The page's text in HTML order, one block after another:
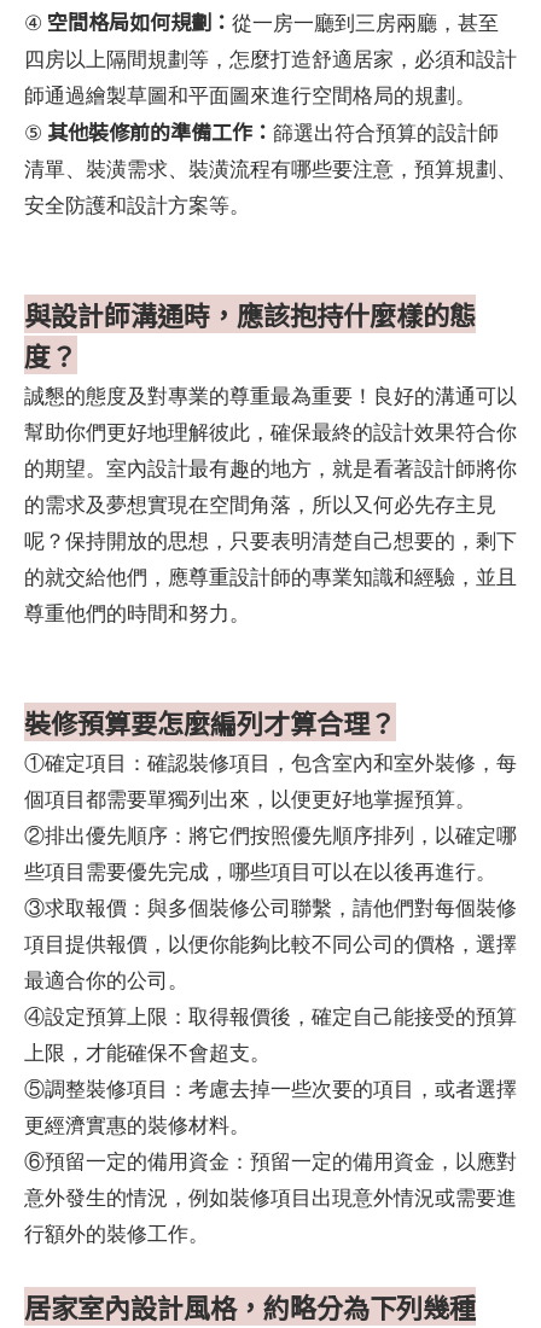
④ 空間格局如何規劃： 從一房一廳到三房兩廳，甚至
四房以上隔間規劃等，怎麼打造舒適居家，必須和設計
師通過繪製草圖和平面圖來進行空間格局的規劃。
⑤ 其他裝修前的準備工作： 篩選出符合預算的設計師
清單、裝潢需求、裝潢流程有哪些要注意，預算規劃、
安全防護和設計方案等。
與設計師溝通時，應該抱持什麼樣的態
度？
誠懇的態度及對專業的尊重最為重要！良好的溝通可以
幫助你們更好地理解彼此，確保最終的設計效果符合你
的期望。室內設計最有趣的地方，就是看著設計師將你
的需求及夢想實現在空間角落，所以又何必先存主見
呢？保持開放的思想，只要表明清楚自己想要的，剩下
的就交給他們，應尊重設計師的專業知識和經驗，並且
尊重他們的時間和努力。
裝修預算要怎麼編列才算合理？
①確定項目：確認裝修項目，包含室內和室外裝修，每
個項目都需要單獨列出來，以便更好地掌握預算。
②排出優先順序：將它們按照優先順序排列，以確定哪
些項目需要優先完成，哪些項目可以在以後再進行。
③求取報價：與多個裝修公司聯繫，請他們對每個裝修
項目提供報價，以便你能夠比較不同公司的價格，選擇
最適合你的公司。
④設定預算上限：取得報價後，確定自己能接受的預算
上限，才能確保不會超支。
⑤調整裝修項目：考慮去掉一些次要的項目，或者選擇
更經濟實惠的裝修材料。
⑥預留一定的備用資金：預留一定的備用資金，以應對
意外發生的情況，例如裝修項目出現意外情況或需要進
行額外的裝修工作。
居家室內設計風格，約略分為下列幾種